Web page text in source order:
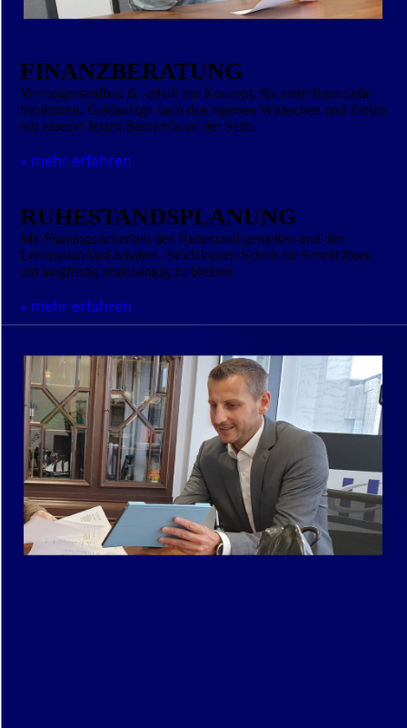
FINANZBERATUNG
Vermögensaufbau & -erhalt mit Konzept, für mehr finanzielle
Strukturen. Geldanlage nach den eigenen Wünschen und Zielen
mit einem/r festen Berater/in an der Seite.
» mehr erfahren
RUHESTANDSPLANUNG
Mit Planungssicherheit den Ruhestand genießen und den
Lebensstandard erhalten. Störfaktoren Schritt für Schritt lösen
um langfristig unabhängig zu bleiben.
» mehr erfahren